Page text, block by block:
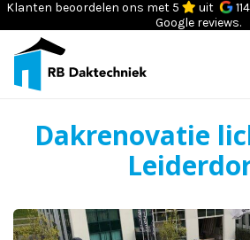
Klanten beoordelen ons met 5 uit
Google reviews.
Dakrenovatie